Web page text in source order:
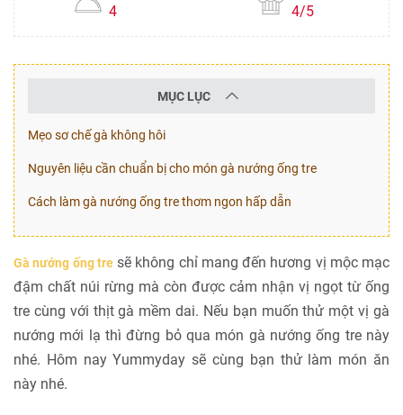
4 4/5
MỤC LỤC
Mẹo sơ chế gà không hôi
Nguyên liệu cần chuẩn bị cho món gà nướng ống tre
Cách làm gà nướng ống tre thơm ngon hấp dẫn
Gà nướng ống tresẽ không chỉ mang đến hương vị mộc mạc
đậm chất núi rừng mà còn được cảm nhận vị ngọt từ ống
tre cùng với thịt gà mềm dai. Nếu bạn muốn thử một vị gà
nướng mới lạ thì đừng bỏ qua món gà nướng ống tre này
nhé. Hôm nay Yummyday sẽ cùng bạn thử làm món ăn
này nhé.